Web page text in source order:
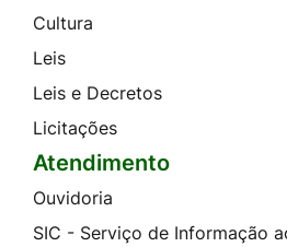
Cultura
Leis
Leis e Decretos
Licitações
Atendimento
Ouvidoria
SIC - Serviço de Informação